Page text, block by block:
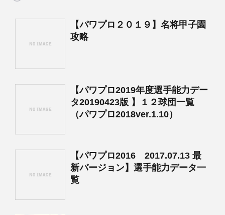
【パワプロ２０１９】名将甲子園
攻略
【パワプロ2019年度選手能力デー
タ20190423版 】１２球団一覧
（パワプロ2018ver.1.10）
【パワプロ2016 2017.07.13 最
新バージョン】選手能力データ一
覧